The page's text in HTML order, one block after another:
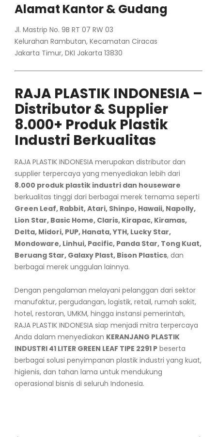
Alamat Kantor & Gudang
Jl. Mastrip No. 9B RT 07 RW 03
Kelurahan Rambutan, Kecamatan Ciracas
Jakarta Timur, DKI Jakarta 13830
RAJA PLASTIK INDONESIA –
Distributor & Supplier
8.000+ Produk Plastik
Industri Berkualitas
RAJA PLASTIK INDONESIA merupakan distributor dan
supplier terpercaya yang menyediakan lebih dari
8.000 produk plastik industri dan houseware
berkualitas tinggi dari berbagai merek ternama seperti
Green Leaf, Rabbit, Atari, Shinpo, Hawaii, Napolly,
Lion Star, Basic Home, Claris, Kirapac, Kiramas,
Delta, Midori, PUP, Hanata, YTH, Lucky Star,
Mondoware, Linhui, Pacific, Panda Star, Tong Kuat,
Beruang Star, Galaxy Plast, Bison Plastics, dan
berbagai merek unggulan lainnya.
Dengan pengalaman melayani pelanggan dari sektor
manufaktur, pergudangan, logistik, retail, rumah sakit,
hotel, restoran, UMKM, hingga instansi pemerintah,
RAJA PLASTIK INDONESIA siap menjadi mitra terpercaya
Anda dalam menyediakan KERANJANG PLASTIK
INDUSTRI 41 LITER GREEN LEAF TIPE 2291 P beserta
berbagai solusi penyimpanan plastik industri yang kuat,
higienis, dan tahan lama untuk mendukung
operasional bisnis di seluruh Indonesia.